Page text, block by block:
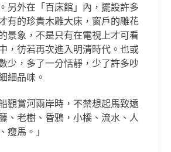
另外在「百床館」內，擺設許多
有的珍貴木雕大床，窗戶的雕花
景象，不是只有在電視上才可看
，彷若再次進入明清時代。也或
少，多了一分恬靜，少了許多吵
細品味。
觀賞河兩岸時，不禁想起馬致遠
、老樹、昏鴉，小橋、流水、人
瘦馬。」